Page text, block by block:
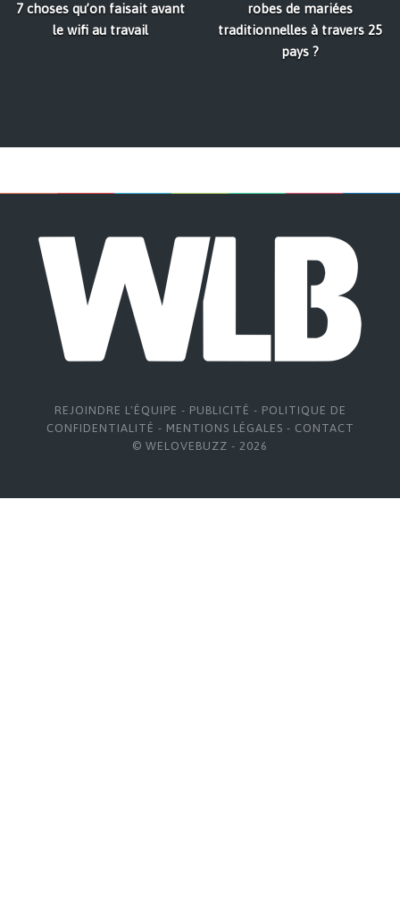
7 choses qu’on faisait avant
le wifi au travail
robes de mariées
traditionnelles à travers 25
pays ?
REJOINDRE L'ÉQUIPE - PUBLICITÉ - POLITIQUE DE
CONFIDENTIALITÉ - MENTIONS LÉGALES - CONTACT
© WELOVEBUZZ - 2026